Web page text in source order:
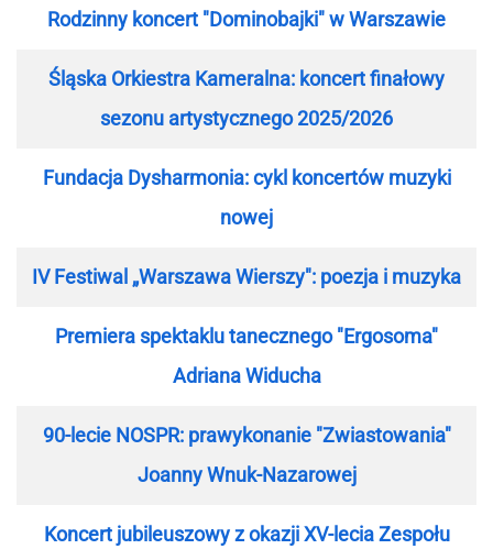
Rodzinny koncert "Dominobajki" w Warszawie
Śląska Orkiestra Kameralna: koncert finałowy
sezonu artystycznego 2025/2026
Fundacja Dysharmonia: cykl koncertów muzyki
nowej
IV Festiwal „Warszawa Wierszy": poezja i muzyka
Premiera spektaklu tanecznego "Ergosoma"
Adriana Widucha
90-lecie NOSPR: prawykonanie "Zwiastowania"
Joanny Wnuk-Nazarowej
Koncert jubileuszowy z okazji XV-lecia Zespołu